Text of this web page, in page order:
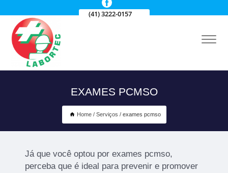
(41) 3222-0157
EXAMES PCMSO
Home Serviços exames pcmso
Já que você optou por exames pcmso,
perceba que é ideal para prevenir e promover